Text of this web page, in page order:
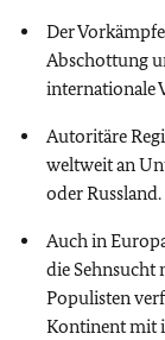
Der
Abschottung
internationale
Autoritäre
weltweit an
oder Russland.
Auch in
die Sehnsucht
Populisten
Kontinent mit